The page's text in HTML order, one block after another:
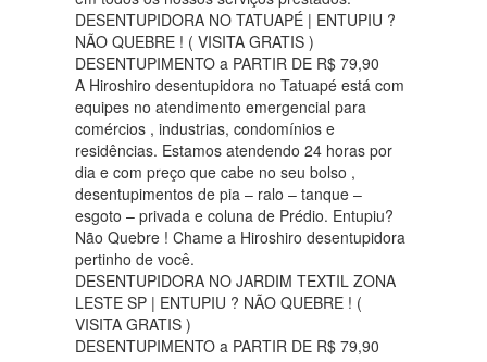
DESENTUPIDORA NO TATUAPÉ | ENTUPIU ?
NÃO QUEBRE ! ( VISITA GRATIS )
DESENTUPIMENTO a PARTIR DE R$ 79,90
A Hiroshiro desentupidora no Tatuapé está com
equipes no atendimento emergencial para
comércios , industrias, condomínios e
residências. Estamos atendendo 24 horas por
dia e com preço que cabe no seu bolso ,
desentupimentos de pia – ralo – tanque –
esgoto – privada e coluna de Prédio. Entupiu?
Não Quebre ! Chame a Hiroshiro desentupidora
pertinho de você.
DESENTUPIDORA NO JARDIM TEXTIL ZONA
LESTE SP | ENTUPIU ? NÃO QUEBRE ! (
VISITA GRATIS )
DESENTUPIMENTO a PARTIR DE R$ 79,90